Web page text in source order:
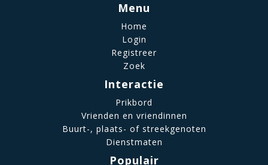
Menu
Home
Login
Registreer
Zoek
Interactie
Prikbord
Vrienden en vriendinnen
Buurt-, plaats- of streekgenoten
Dienstmaten
Populair